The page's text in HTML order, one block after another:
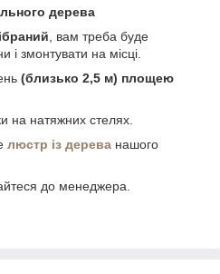
дерева
, вам треба буде
і змонтувати на місці.
(близько 2,5 м) площею
на натяжних стелях.
люстр із дерева нашого
до менеджера.